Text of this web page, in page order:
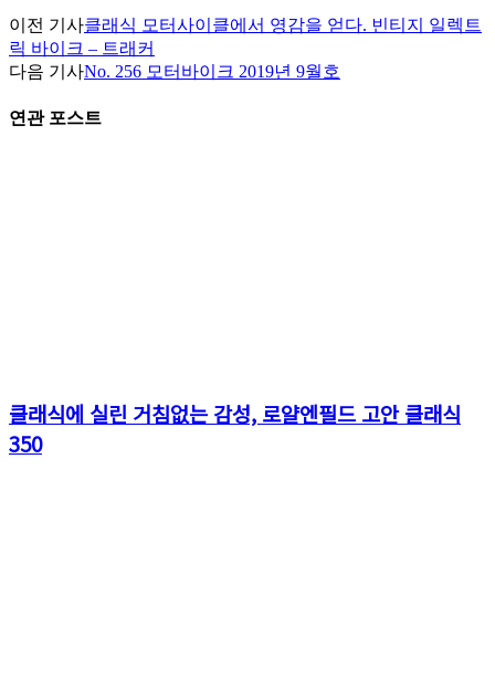
이전 기사클래식 모터사이클에서 영감을 얻다. 빈티지 일렉트
릭 바이크 – 트래커
다음 기사No. 256 모터바이크 2019년 9월호
연관 포스트
클래식에 실린 거침없는 감성, 로얄엔필드 고안 클래식
350